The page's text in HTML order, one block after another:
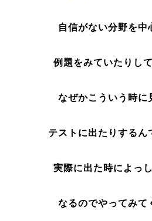
自信がない分野を中
例題をみていたりし
なぜかこういう時に
テストに出たりするん
実際に出た時によっ
なるのでやってみて